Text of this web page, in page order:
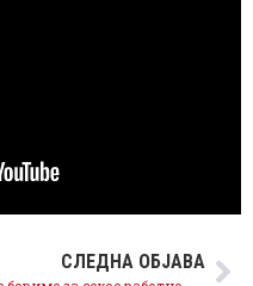
СЛЕДНА ОБЈАВА